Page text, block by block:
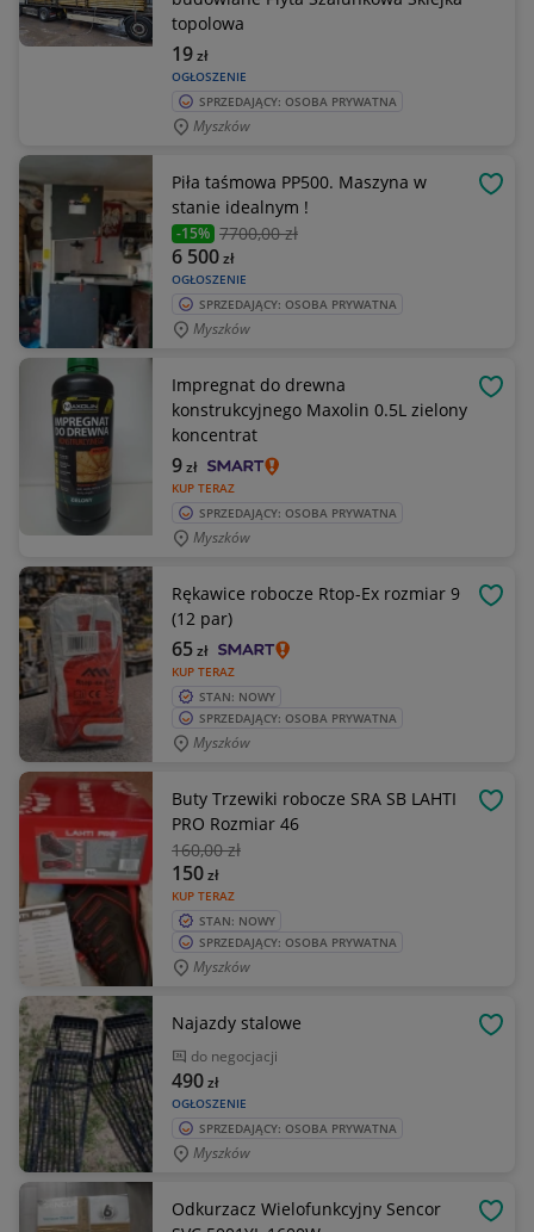
topolowa
OGŁOSZENIE
19zł
SPRZEDAJĄCY: OSOBA PRYWATNA
Myszków
Piła taśmowa PP500. Maszyna w
stanie idealnym !
-15% 7700,00 zł
OGŁOSZENIE
6 500zł
SPRZEDAJĄCY: OSOBA PRYWATNA
Myszków
Impregnat do drewna
konstrukcyjnego Maxolin 0.5L zielony
koncentrat
KUP TERAZ
9zł
SPRZEDAJĄCY: OSOBA PRYWATNA
Myszków
Rękawice robocze Rtop-Ex rozmiar 9
(12 par)
KUP TERAZ
65zł
STAN: NOWY
SPRZEDAJĄCY: OSOBA PRYWATNA
Myszków
Buty Trzewiki robocze SRA SB LAHTI
PRO Rozmiar 46
160,00 zł
KUP TERAZ
150zł
STAN: NOWY
SPRZEDAJĄCY: OSOBA PRYWATNA
Myszków
Najazdy stalowe
do negocjacji
OGŁOSZENIE
490zł
SPRZEDAJĄCY: OSOBA PRYWATNA
Myszków
Odkurzacz Wielofunkcyjny Sencor